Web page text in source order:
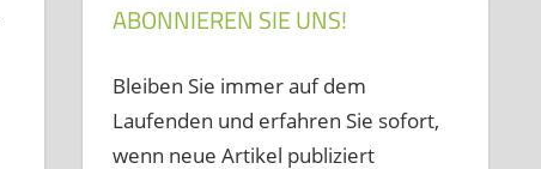
ABONNIEREN SIE UNS!
Bleiben Sie immer auf dem
Laufenden und erfahren Sie sofort,
wenn neue Artikel publiziert